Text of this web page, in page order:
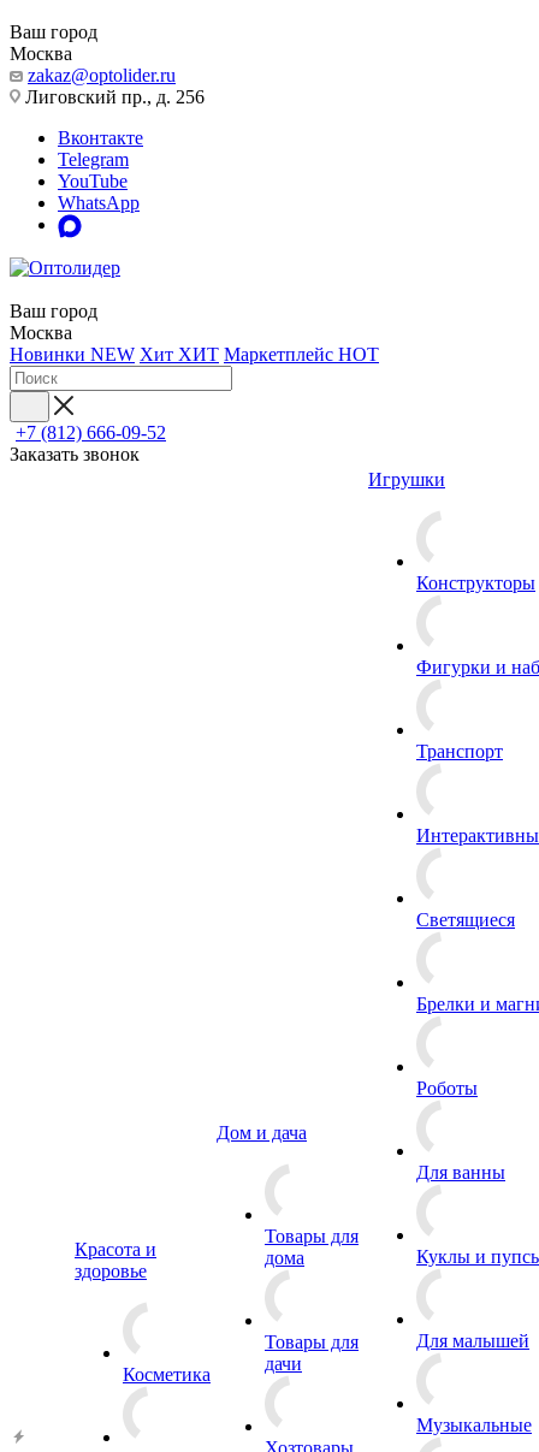
Ваш город
Москва
zakaz@optolider.ru
Лиговский пр., д. 256
Вконтакте
Telegram
YouTube
WhatsApp
Ваш город
Москва
Новинки NEW Хит ХИТ Маркетплейс HOT
+7 (812) 666-09-52
Заказать звонок
Красота и
здоровье
Косметика
Дом и дача
Товары для
дома
Товары для
дачи
Хозтовары
Игрушки
Конструкторы
Фигурки и
Транспорт
Светящиеся
Брелки и
Роботы
Для ванны
Куклы и
Для малышей
Музыкальные